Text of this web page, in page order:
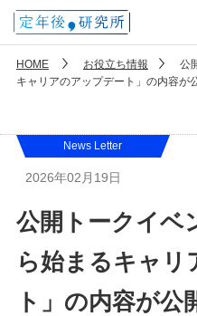
HOME お役立ち情報
公
キャリアのアップデート」の内容が
News Letter
2026年02月19日
公開トークイベ
ら始まるキャリ
ト」の内容が公